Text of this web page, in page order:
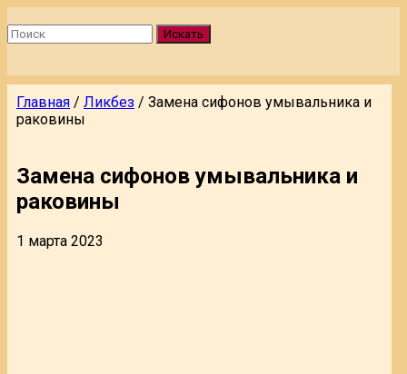
Искать
Главная / Ликбез / Замена сифонов умывальника и
раковины
Замена сифонов умывальника и
раковины
1 марта 2023